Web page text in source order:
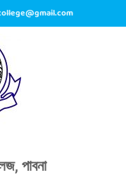
পাবনা